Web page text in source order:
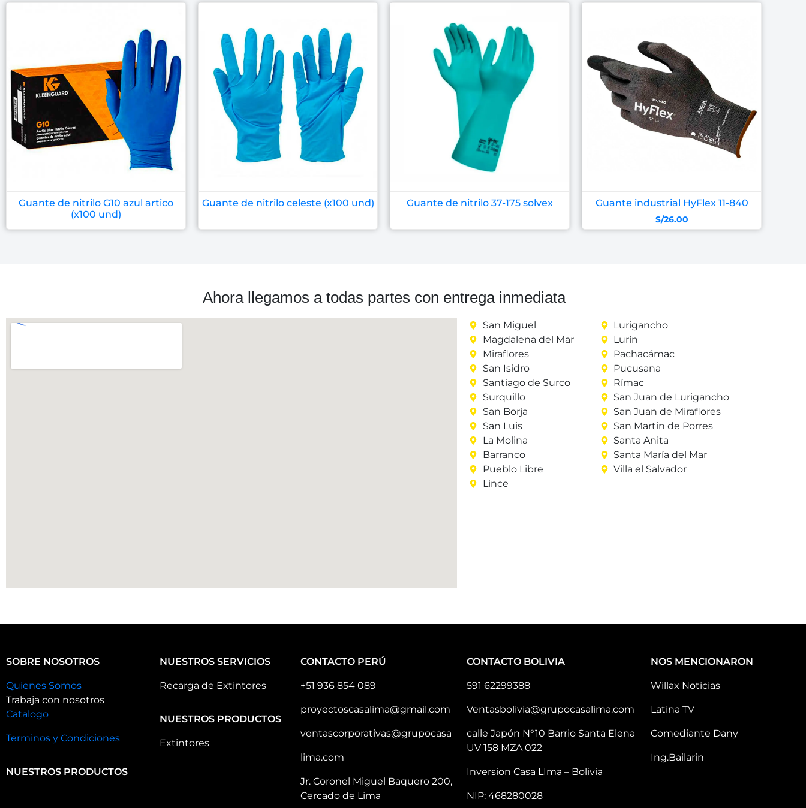
Guante de nitrilo G10 azul artico
(x100 und)
Guante de nitrilo celeste (x100 und) Guante de nitrilo 37-175 solvex Guante industrial HyFlex 11-840
S/26.00
Ahora llegamos a todas partes con entrega inmediata
San Miguel
Magdalena del Mar
Miraflores
San Isidro
Santiago de Surco
Surquillo
San Borja
San Luis
La Molina
Barranco
Pueblo Libre
Lince
Lurigancho
Lurín
Pachacámac
Pucusana
Rímac
San Juan de Lurigancho
San Juan de Miraflores
San Martin de Porres
Santa Anita
Santa María del Mar
Villa el Salvador
SOBRE NOSOTROS
Quienes Somos
Trabaja con nosotros
Catalogo
Terminos y Condiciones
NUESTROS PRODUCTOS
NUESTROS SERVICIOS
Recarga de Extintores
NUESTROS PRODUCTOS
Extintores
CONTACTO PERÚ
+51 936 854 089
proyectoscasalima@gmail.com
ventascorporativas@grupocasa
lima.com
Jr. Coronel Miguel Baquero 200,
Cercado de Lima
CONTACTO BOLIVIA
591 62299388
Ventasbolivia@grupocasalima.com
calle Japón N°10 Barrio Santa Elena
UV 158 MZA 022
Inversion Casa LIma – Bolivia
NIP: 468280028
NOS MENCIONARON
Willax Noticias
Latina TV
Comediante Dany
Ing.Bailarin